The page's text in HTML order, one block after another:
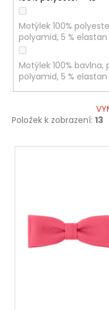
Motýlek 100%
polyamid, 5 % elastan
Motýlek 100% bavlna,
polyamid, 5 % elastan
Položek k zobrazení: 13
V